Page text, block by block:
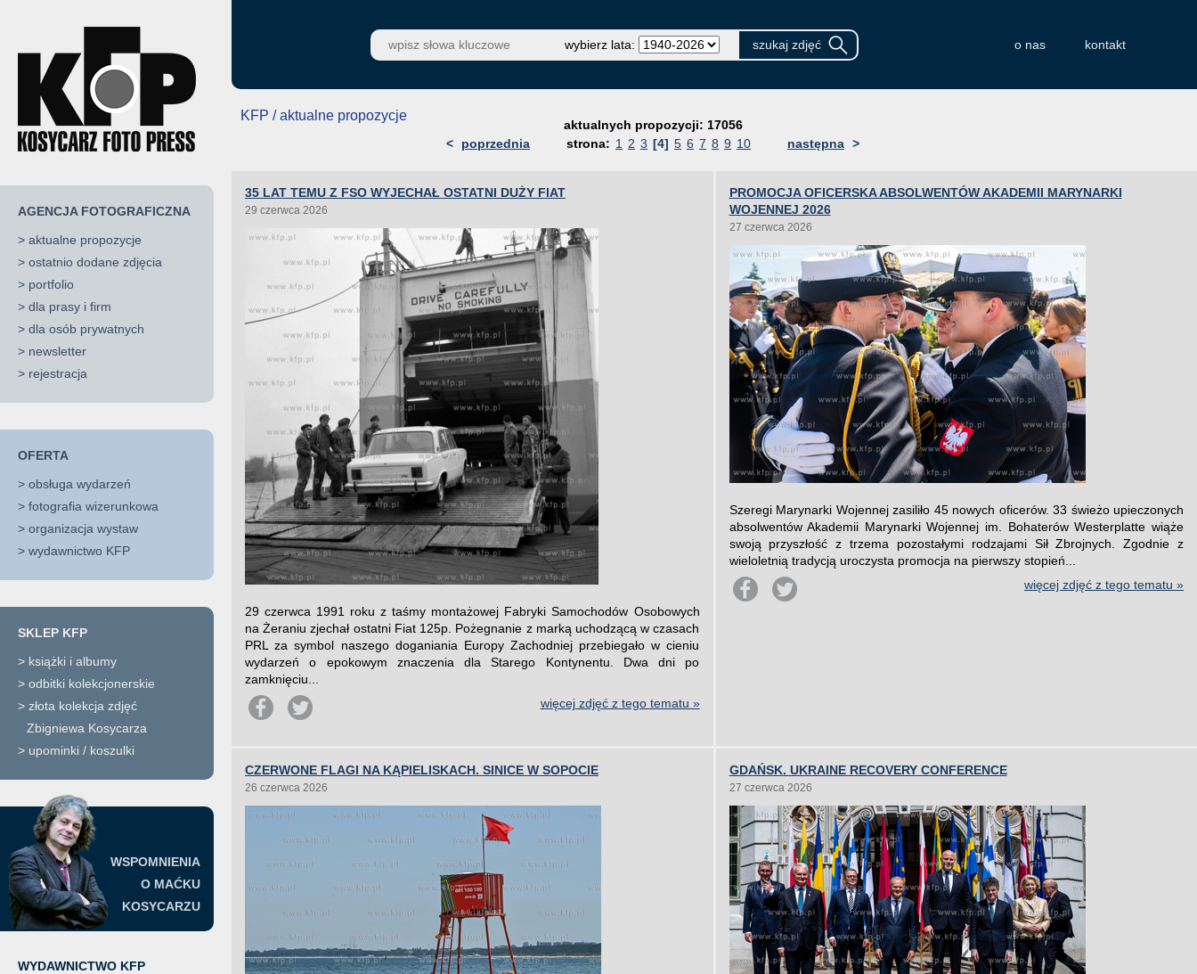
AGENCJA FOTOGRAFICZNA
> aktualne propozycje
> ostatnio dodane zdjęcia
> portfolio
> dla prasy i firm
> dla osób prywatnych
> newsletter
> rejestracja
OFERTA
> obsługa wydarzeń
> fotografia wizerunkowa
> organizacja wystaw
> wydawnictwo KFP
SKLEP KFP
> książki i albumy
> odbitki kolekcjonerskie
> złota kolekcja zdjęć
Zbigniewa Kosycarza
> upominki / koszulki
WSPOMNIENIA
O MAĆKU
KOSYCARZU
WYDAWNICTWO KFP
wybierz lata: o nas kontakt
KFP / aktualne propozycje
aktualnych propozycji: 17056
<
poprzednia strona: 1 2 3 [4] 5 6 7 8 9 10 następna >
35 LAT TEMU Z FSO WYJECHAŁ OSTATNI DUŻY FIAT
29 czerwca 2026
29 czerwca 1991 roku z taśmy montażowej Fabryki Samochodów Osobowych
na Żeraniu zjechał ostatni Fiat 125p. Pożegnanie z marką uchodzącą w czasach
PRL za symbol naszego doganiania Europy Zachodniej przebiegało w cieniu
wydarzeń o epokowym znaczenia dla Starego Kontynentu. Dwa dni po
zamknięciu...
więcej zdjęć z tego tematu »
PROMOCJA OFICERSKA ABSOLWENTÓW AKADEMII MARYNARKI
WOJENNEJ 2026
27 czerwca 2026
Szeregi Marynarki Wojennej zasiliło 45 nowych oficerów. 33 świeżo upieczonych
absolwentów Akademii Marynarki Wojennej im. Bohaterów Westerplatte wiąże
swoją przyszłość z trzema pozostałymi rodzajami Sił Zbrojnych. Zgodnie z
wieloletnią tradycją uroczysta promocja na pierwszy stopień...
więcej zdjęć z tego tematu »
CZERWONE FLAGI NA KĄPIELISKACH. SINICE W SOPOCIE
26 czerwca 2026
GDAŃSK. UKRAINE RECOVERY CONFERENCE
27 czerwca 2026